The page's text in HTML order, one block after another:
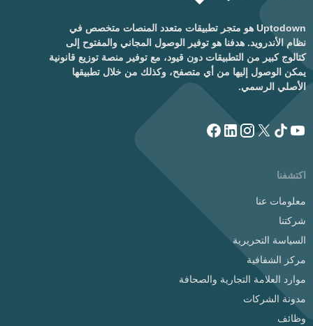
Uptodown هو متجر تطبيقات متعدد المنصات متخصص في
نظام الأندرويد. هدفنا هو توفير الوصول المجاني والمفتوح إلى
كتالوج كبير من التطبيقات دون قيود، مع توفير منصة توزيع قانونية
يمكن الوصول إليها من أي متصفح، وكذلك من خلال تطبيقها
الأصلي الرسمي.
اكتشفنا
معلومات عنا
شركتنا
السياسة التحريرية
مركز الشفافية
موارد العلامة التجارية والصحافة
مدونة الشركات
وظائف